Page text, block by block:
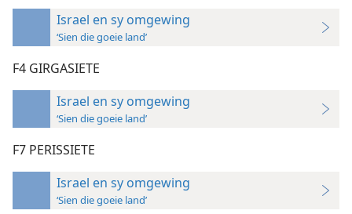
Israel en sy omgewing
‘Sien die goeie land’
F4 GIRGASIETE
Israel en sy omgewing
‘Sien die goeie land’
F7 PERISSIETE
Israel en sy omgewing
‘Sien die goeie land’